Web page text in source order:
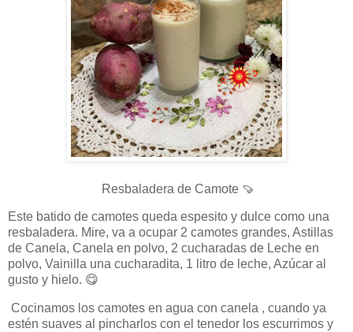
Resbaladera de Camote 🍠
Este batido de camotes queda espesito y dulce como una
resbaladera. Mire, va a ocupar 2 camotes grandes, Astillas
de Canela, Canela en polvo, 2 cucharadas de Leche en
polvo, Vainilla una cucharadita, 1 litro de leche, Azúcar al
gusto y hielo. 😋
Cocinamos los camotes en agua con canela , cuando ya
estén suaves al pincharlos con el tenedor los escurrimos y